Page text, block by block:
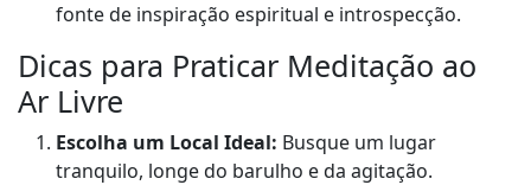
fonte de inspiração espiritual e introspecção.
Dicas para Praticar Meditação ao
Ar Livre
Escolha um Local Ideal: Busque um lugar
tranquilo, longe do barulho e da agitação.